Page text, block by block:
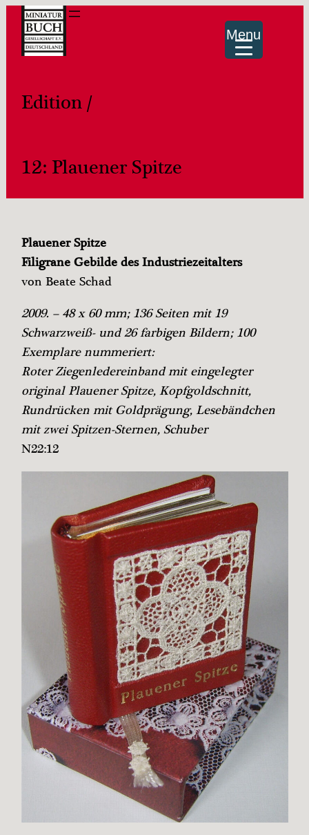
Menu
Edition /
12: Plauener Spitze
Plauener Spitze
Filigrane Gebilde des Industriezeitalters
von Beate Schad
2009. – 48 x 60 mm; 136 Seiten mit 19
Schwarzweiß- und 26 farbigen Bildern; 100
Exemplare nummeriert:
Roter Ziegenledereinband mit eingelegter
original Plauener Spitze, Kopfgoldschnitt,
Rundrücken mit Goldprägung, Lesebändchen
mit zwei Spitzen-Sternen, Schuber
N22:12